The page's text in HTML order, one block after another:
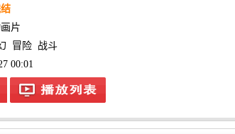
片
冒险 战斗
00:01